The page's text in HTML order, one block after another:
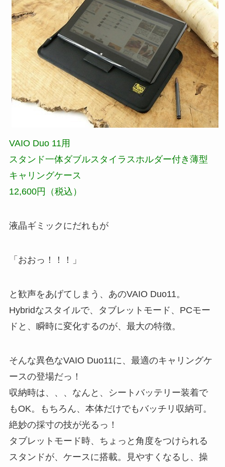
VAIO Duo 11用
スタンド一体ダブルスタイラスホルダー付き薄型
キャリングケース
12,600円（税込）
液晶ギミックにだれもが
「おおっ！！！」
と歓声をあげてしまう、あのVAIO Duo11。
Hybridなスタイルで、タブレットモード、PCモー
ドと、瞬時に変化するのが、最大の特徴。
そんな異色なVAIO Duo11に、最適のキャリングケ
ースの登場だっ！
収納時は、、、なんと、シートバッテリー装着で
もOK。もちろん、本体だけでもバッチリ収納可。
絶妙の採寸の技が光るっ！
タブレットモード時、ちょっと角度をつけられる
スタンドが、ケースに搭載。見やすくなるし、操